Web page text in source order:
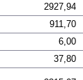
2927,94
911,70
6,00
37,80